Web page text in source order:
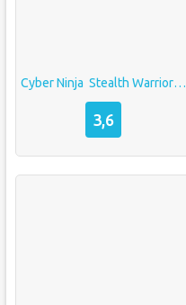
Cyber Ninja  Stealth Warrior взлом без рекламы
3,6